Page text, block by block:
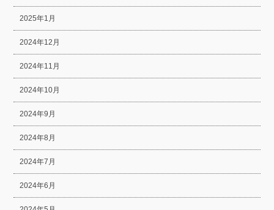
2025年1月
2024年12月
2024年11月
2024年10月
2024年9月
2024年8月
2024年7月
2024年6月